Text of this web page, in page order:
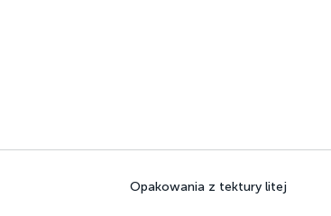
Opakowania z tektury litej